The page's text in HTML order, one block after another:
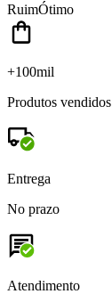
RuimÓtimo
+100mil
Produtos vendidos
Entrega
No prazo
Atendimento